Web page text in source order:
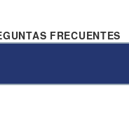
FRECUENTES